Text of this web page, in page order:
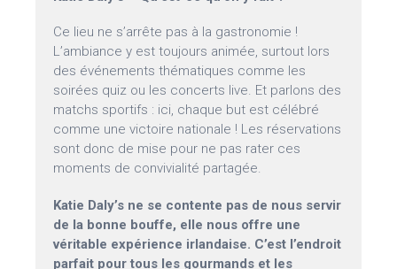
Ce lieu ne s’arrête pas à la gastronomie !
L’ambiance y est toujours animée, surtout lors
des événements thématiques comme les
soirées quiz ou les concerts live. Et parlons des
matchs sportifs : ici, chaque but est célébré
comme une victoire nationale ! Les réservations
sont donc de mise pour ne pas rater ces
moments de convivialité partagée.
Katie Daly’s ne se contente pas de nous servir
de la bonne bouffe, elle nous offre une
véritable expérience irlandaise. C’est l’endroit
parfait pour tous les gourmands et les